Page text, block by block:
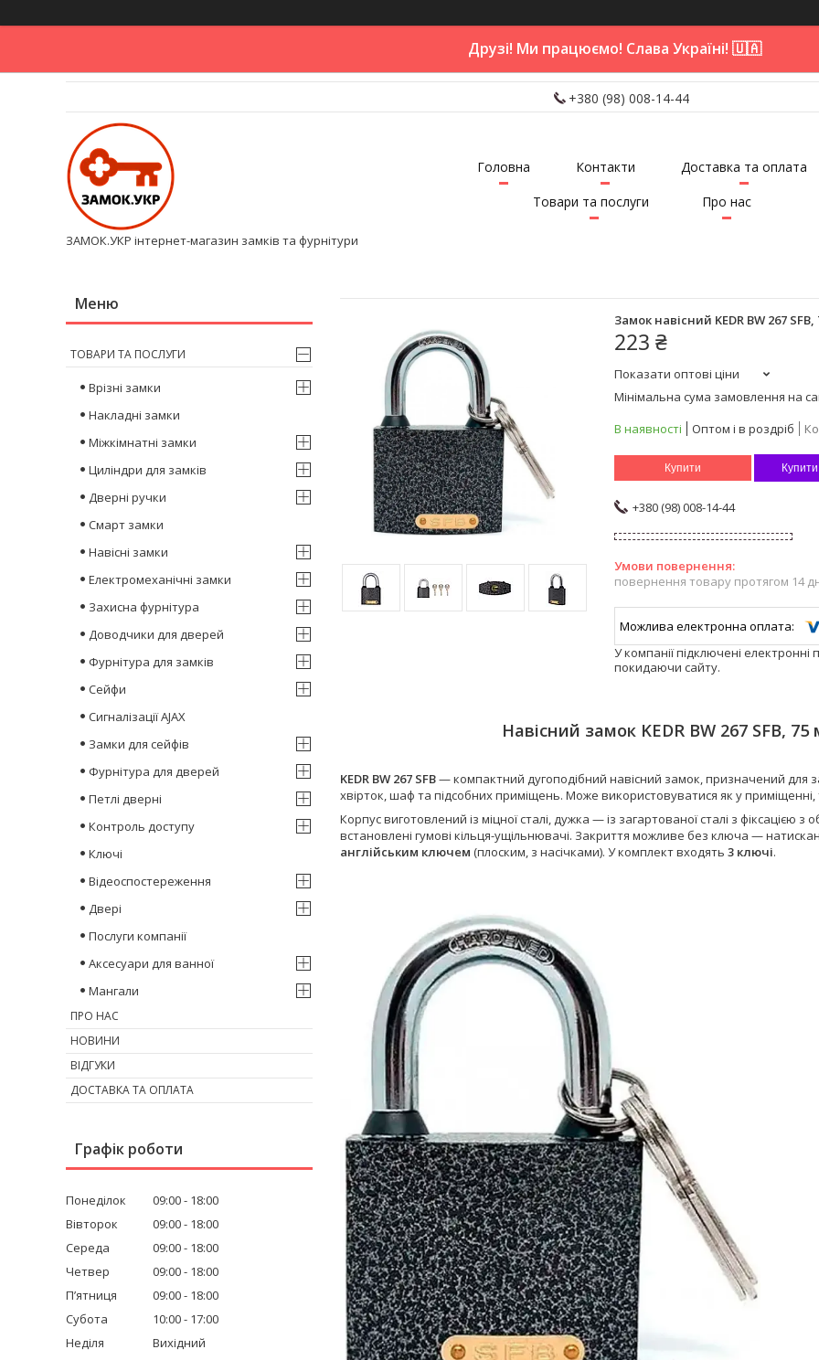
Друзі! Ми працюємо! Слава Україні! 🇺🇦
+380 (98) 008-14-44
ЗАМОК.УКР інтернет-магазин замків та фурнітури
Головна Контакти
Доставка та оплата
Товари та послуги
Про нас
Замок навісний KEDR BW 267
223 ₴
Показати оптові ціни
Мінімальна сума замовлення на
В наявності
Оптом і в роздріб
Купити
+380 (98) 008-14-44
повернення товару протягом 14
У компанії підключені
покидаючи сайту.
Навісний замок KEDR BW 267 SFB, 75
KEDR BW 267 SFB— компактний дугоподібний навісний замок, призначений для
хвірток, шаф та підсобних приміщень. Може використовуватися як у приміщенні,
Корпус виготовлений із міцної сталі, дужка — із загартованої сталі з фіксацією
встановлені гумові кільця-ущільнювачі. Закриття можливе без ключа —
англійським ключем (плоским, з насічками). У комплект входять 3 ключі.
ТОВАРИ ТА ПОСЛУГИ
Врізні замки
Накладні замки
Міжкімнатні замки
Циліндри для замків
Дверні ручки
Смарт замки
Навісні замки
Електромеханічні замки
Захисна фурнітура
Доводчики для дверей
Фурнітура для замків
Сейфи
Сигналізації AJAX
Замки для сейфів
Фурнітура для дверей
Петлі дверні
Контроль доступу
Ключі
Відеоспостереження
Двері
Послуги компанії
Аксесуари для ванної
Мангали
ПРО НАС
НОВИНИ
ВІДГУКИ
ДОСТАВКА ТА ОПЛАТА
Графік роботи
Понеділок 09:00
18:00
Вівторок
09:00
18:00
Середа
09:00
18:00
Четвер
09:00
18:00
Пʼятниця
09:00
18:00
Субота
10:00
17:00
Неділя
Вихідний